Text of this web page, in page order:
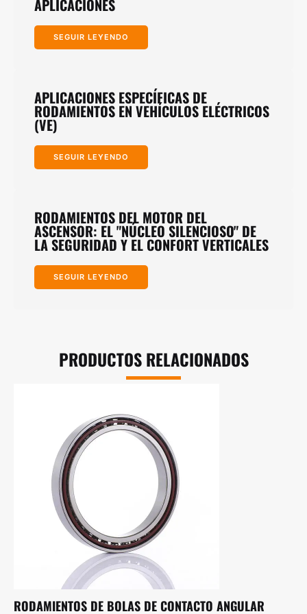
APLICACIONES
SEGUIR LEYENDO
APLICACIONES ESPECÍFICAS DE
RODAMIENTOS EN VEHÍCULOS ELÉCTRICOS
(VE)
SEGUIR LEYENDO
RODAMIENTOS DEL MOTOR DEL
ASCENSOR: EL "NÚCLEO SILENCIOSO" DE
LA SEGURIDAD Y EL CONFORT VERTICALES
SEGUIR LEYENDO
PRODUCTOS RELACIONADOS
RODAMIENTOS DE BOLAS DE CONTACTO ANGULAR